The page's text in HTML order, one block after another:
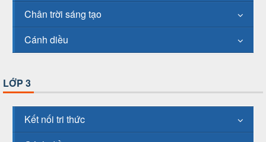
Chân trời sáng tạo
Cánh diều
LỚP 3
Kết nối tri thức